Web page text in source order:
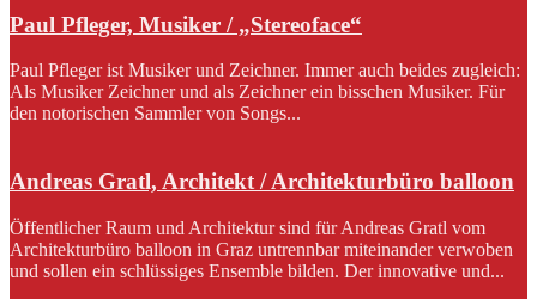
Paul Pfleger, Musiker / „Stereoface“
Paul Pfleger ist Musiker und Zeichner. Immer auch beides zugleich:
Als Musiker Zeichner und als Zeichner ein bisschen Musiker. Für
den notorischen Sammler von Songs...
Andreas Gratl, Architekt / Architekturbüro balloon
Öffentlicher Raum und Architektur sind für Andreas Gratl vom
Architekturbüro balloon in Graz untrennbar miteinander verwoben
und sollen ein schlüssiges Ensemble bilden. Der innovative und...